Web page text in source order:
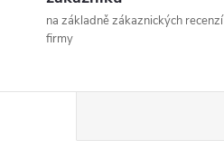
na základně zákaznických recenzí
firmy